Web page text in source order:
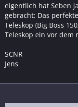
eigentlich hat Seben
gebracht: Das
Teleskop (Big Boss
Teleskop ein vor dem
SCNR
Jens